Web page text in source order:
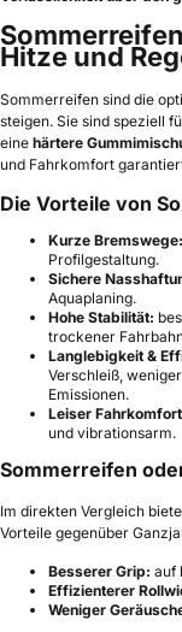
Hitze und
Sommerreifen sind die
steigen. Sie sind speziell
eine härtere
und Fahrkomfort
Die Vorteile von
Kurze Bremswege:
Profilgestaltung.
Sichere
Aquaplaning.
Hohe Stabilität:
trockener
Langlebigkeit &
Verschleiß,
Emissionen.
Leiser
und vibrationsarm.
Sommerreifen
Im direkten Vergleich
Vorteile gegenüber
Besserer Grip: auf
Effizienterer
Weniger